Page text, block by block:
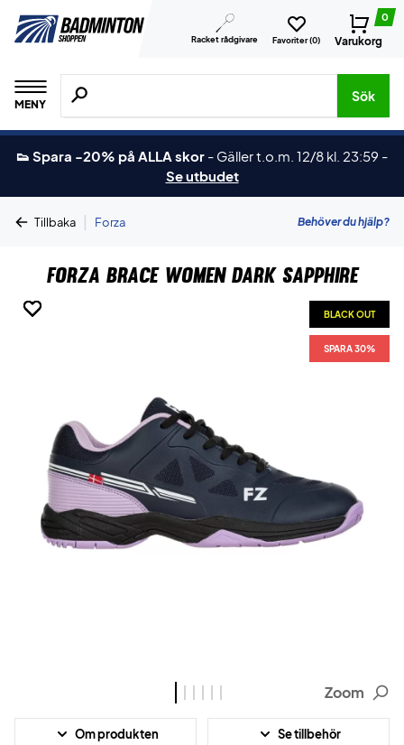
Racket rådgivare Favoriter (0)
0
Varukorg
MENY
Sök efter produkter, märken osv.
Sök
👟 Spara -20% på ALLA skor - Gäller t.o.m. 12/8 kl. 23:59 -
Se utbudet
Tillbaka | Forza Behöver du hjälp?
Forza Brace Women Dark Sapphire
BLACK OUT
SPARA 30%
BLACK OUT
SPARA 30%
BLACK OUT
SPARA 30%
BLACK OUT
SPARA 30%
BLACK OUT
SPARA 30%
BLACK OUT
SPARA 30%
Zoom
Om produkten Se tillbehör